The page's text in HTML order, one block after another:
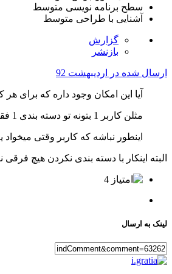
سطح برنامه نویسی متوسط
آشنایی با طراحی متوسط
گزارش
بازنشر
ارسال شده در اردیبهشت 92
آیا این امکان وجود داره که برای
مثلن کاربر 1 بتونه تو دسته بندی 1 فقط مطلب بزاره و کاربر 2 تو به دسته بندی 2 دسترسی داشته باشه
اینطور نباشه که کاربر وقتی
البته اینکار با دسته بندی نکردن هیچ
4
لینک به ارسال